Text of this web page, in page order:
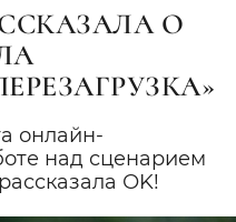
О
онлайн-
над сценарием
ОK!